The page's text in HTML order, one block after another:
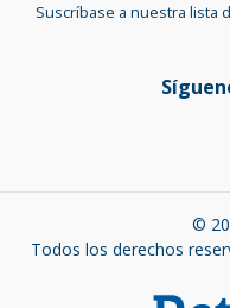
Suscríbase a nuestra lista
©
Todos los derechos